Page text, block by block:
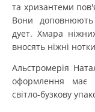
та хризантеми
Вони
дует. Хмара ніжних
вносять ніжні
Альстромерія
оформлення має
світло-бузкову